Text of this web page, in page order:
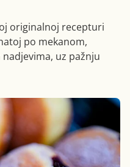
originalnoj recepturi
po mekanom,
uz pažnju